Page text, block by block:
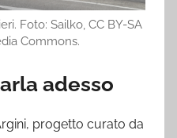
Foto: Sailko, CC BY-SA
Commons.
adesso
progetto curato da